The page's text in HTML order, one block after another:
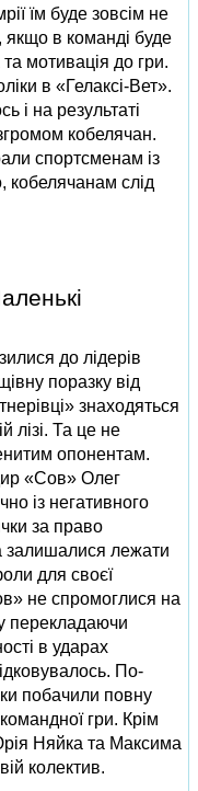
їм буде зовсім не
якщо в команді буде
мотивація до гри.
в «Гелаксі-Вет».
і на результаті
кобелячан.
спортсменам із
кобелячанам слід
до лідерів
поразку від
знаходяться
лізі. Та це не
опонентам.
«Сов» Олег
із негативного
за право
залишалися лежати
для своєї
не спромоглися на
перекладаючи
в ударах
По-
побачили повну
гри. Крім
Няйка та Максима
колектив.